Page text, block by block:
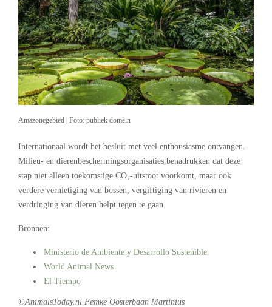
Amazonegebied | Foto: publiek domein
Internationaal wordt het besluit met veel enthousiasme ontvangen.
Milieu- en dierenbeschermingsorganisaties benadrukken dat deze
stap niet alleen toekomstige CO₂-uitstoot voorkomt, maar ook
verdere vernietiging van bossen, vergiftiging van rivieren en
verdringing van dieren helpt tegen te gaan.
Bronnen:
Ministerio de Ambiente y Desarrollo Sostenible
World Animal News
El Tiempo
©AnimalsToday.nl Femke Oosterbaan Martinius